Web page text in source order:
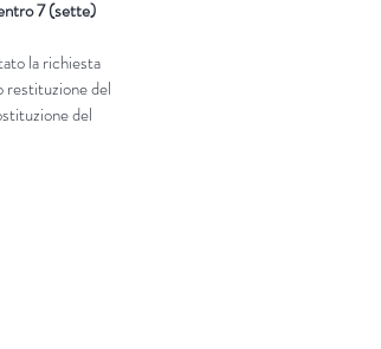
7 (sette)
la richiesta
restituzione del
del